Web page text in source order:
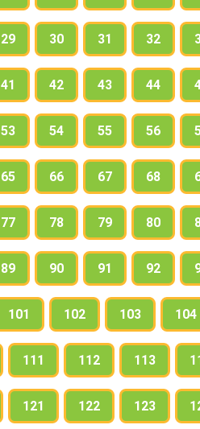
29 30 31 32
41 42 43 44
53 54 55 56
65 66 67 68
77 78 79 80
89 90 91 92
101 102 103 104
111 112 113
121 122 123